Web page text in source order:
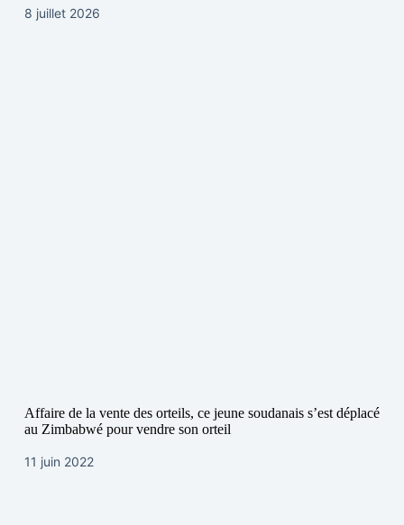
8 juillet 2026
Affaire de la vente des orteils, ce jeune soudanais s’est déplacé
au Zimbabwé pour vendre son orteil
11 juin 2022